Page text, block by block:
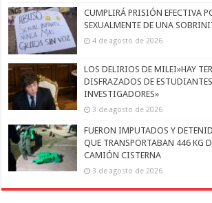
CUMPLIRÁ PRISIÓN EFECTIVA
SEXUALMENTE DE UNA
4 de agosto de 2026
LOS DELIRIOS DE MILEI»HAY
DISFRAZADOS DE
INVESTIGADORES»
3 de agosto de 2026
FUERON IMPUTADOS Y
QUE TRANSPORTABAN 446 KG
CAMIÓN CISTERNA
3 de agosto de 2026